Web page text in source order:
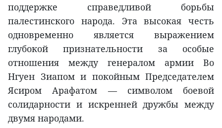
поддержке справедливой борьбы
палестинского народа. Эта высокая честь
одновременно является выражением
глубокой признательности за особые
отношения между генералом армии Во
Нгуен Зиапом и покойным Председателем
Ясиром Арафатом — символом боевой
солидарности и искренней дружбы между
двумя народами.